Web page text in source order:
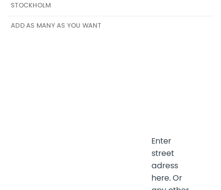
STOCKHOLM
ADD AS MANY AS YOU WANT
Enter
street
adress
here. Or